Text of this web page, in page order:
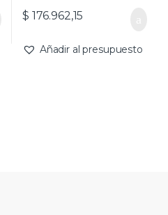
$ 176.962,15
Añadir al presupuesto